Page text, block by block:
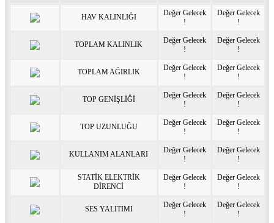
HAV KALINLIĞI
Değer Gelecek
!
Değer Gelecek
!
TOPLAM KALINLIK
Değer Gelecek
!
Değer Gelecek
!
TOPLAM AĞIRLIK
Değer Gelecek
!
Değer Gelecek
!
TOP GENİŞLİĞİ
Değer Gelecek
!
Değer Gelecek
!
TOP UZUNLUĞU
Değer Gelecek
!
Değer Gelecek
!
KULLANIM ALANLARI
Değer Gelecek
!
Değer Gelecek
!
STATİK ELEKTRİK
DİRENCİ
Değer Gelecek
!
Değer Gelecek
!
SES YALITIMI
Değer Gelecek
!
Değer Gelecek
!